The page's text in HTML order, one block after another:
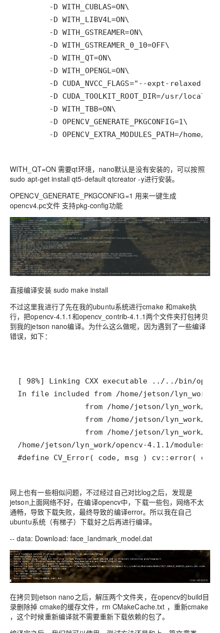
-D OPENCV_EXTRA_MODULES_PATH=/home/
WITH_QT=ON 需要qt环境，nano默认是没有安装的，可以按照
sudo apt-get install qt5-default qtcreator -y进行安装。
OPENCV_GENERATE_PKGCONFIG=1 用来一键生成
opencv4.pc文件 支持pkg-config功能
直接编译安装 sudo make install
不过这里我进行了先在我的ubuntu系统进行cmake 和make执
行，把opencv-4.1.1和opencv_contrib-4.1.1两个文件夹打包拷贝
到我的jetson nano编译。为什么这么做呢，因为遇到了一些编译
错误，如下：
#define CV_Error( code, msg ) cv::error( code,
网上也有一些相似问题，不过经过自己对比log之后，发现是
jetson上面网络不好，在编译opencv中，下载一些包，网络不太
通畅，导致下载失败，最终导致的编译error。所以我在自己
ubuntu系统（有梯子）下载好之后再进行编译。
-- data: Download: face_landmark_model.dat
在拷贝到jetson nano之后，解压两个文件夹，在opencv的build目
录删除掉 cmake的缓存文件，rm CMakeCache.txt ，重新cmake
，这个时候重新编译就不需要重新下载依赖的包了。